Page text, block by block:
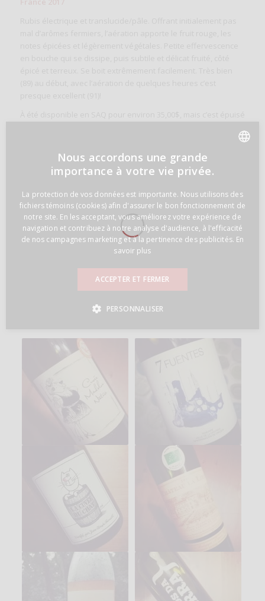
Continuez de bien boire les amis!
Etiquettes : aligoté ,bourgogne, dans mon verre ,dansmonverre
vin pâle
fichet forlorn hope, ganevat ja ja du ben trousseau
Partager cette publication
Nous accordons une grande
importance à votre vie privée.
La protection de vos données est importante. Nous utilisons des
fichiers témoins (cookies) afin d'assurer le bon fonctionnement de
notre site. En les acceptant, vous améliorez votre expérience de
navigation et contribuez à notre analyse d'audience, à l'efficacité
de nos campagnes marketing et à la pertinence des publicités. En
savoir plus
ACCEPTER ET FERMER
PERSONNALISER